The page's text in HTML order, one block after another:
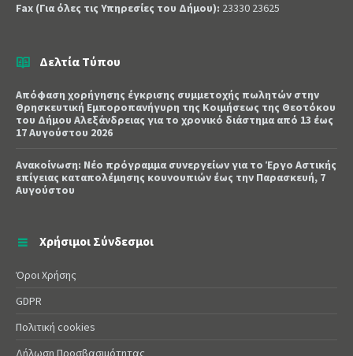
Fax (Για όλες τις Υπηρεσίες του Δήμου): 23330 23625
Δελτία Τύπου
Απόφαση χορήγησης έγκρισης συμμετοχής πωλητών στην
Θρησκευτική Εμποροπανήγυρη της Κοιμήσεως της Θεοτόκου
του Δήμου Αλεξάνδρειας για το χρονικό διάστημα από 13 έως
17 Αυγούστου 2026
Ανακοίνωση: Νέο πρόγραμμα συνεργείων για το Έργο Αστικής
επίγειας καταπολέμησης κουνουπιών έως την Παρασκευή, 7
Αυγούστου
Χρήσιμοι Σύνδεσμοι
Όροι Χρήσης
GDPR
Πολιτική cookies
Δήλωση Προσβασιμότητας